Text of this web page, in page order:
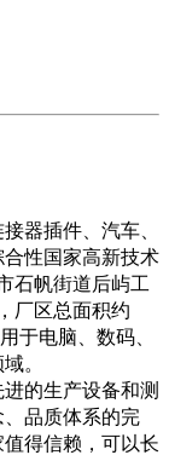
器插件、汽车、
性国家高新技术
石帆街道后屿工
厂区总面积约
于电脑、数码、
。
的生产设备和测
品质体系的完
得信赖，可以长